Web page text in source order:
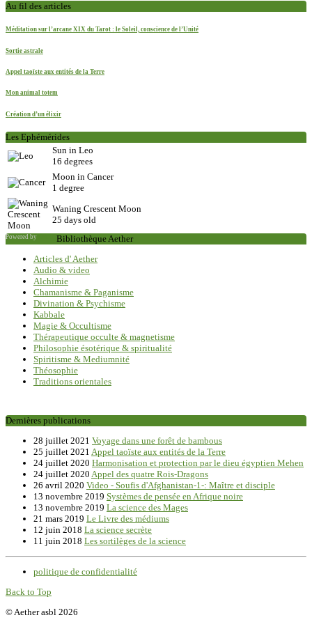
Au fil des articles
Méditation sur l’arcane XIX du Tarot : le Soleil, conscience de l’Unité
Sortie astrale
Appel taoïste aux entités de la Terre
Mon animal totem
Création d’un élixir
Les Ephémérides
Sun in Leo
16 degrees
Moon in Cancer
1 degree
Waning Crescent Moon
25 days old
Powered by
Bibliothèque Aether
Articles d' Aether
Audio & video
Alchimie
Chamanisme & Paganisme
Divination & Psychisme
Kabbale
Magie & Occultisme
Thérapeutique occulte & magnetisme
Philosophie ésotérique & spiritualité
Spiritisme & Mediumnité
Théosophie
Traditions orientales
Dernières publications
28 juillet 2021 Voyage dans une forêt de bambous
25 juillet 2021 Appel taoïste aux entités de la Terre
24 juillet 2020 Harmonisation et protection par le dieu égyptien Mehen
24 juillet 2020 Appel des quatre Rois-Dragons
26 avril 2020 Video - Soufis d'Afghanistan-1-: Maître et disciple
13 novembre 2019 Systèmes de pensée en Afrique noire
13 novembre 2019 La science des Mages
21 mars 2019 Le Livre des médiums
12 juin 2018 La science secrète
11 juin 2018 Les sortilèges de la science
politique de confidentialité
Back to Top
© Aether asbl 2026